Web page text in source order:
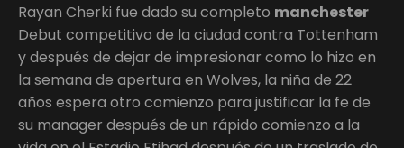
Rayan Cherki fue dado su completo manchester
Debut competitivo de la ciudad contra Tottenham
y después de dejar de impresionar como lo hizo en
la semana de apertura en Wolves, la niña de 22
años espera otro comienzo para justificar la fe de
su manager después de un rápido comienzo a la